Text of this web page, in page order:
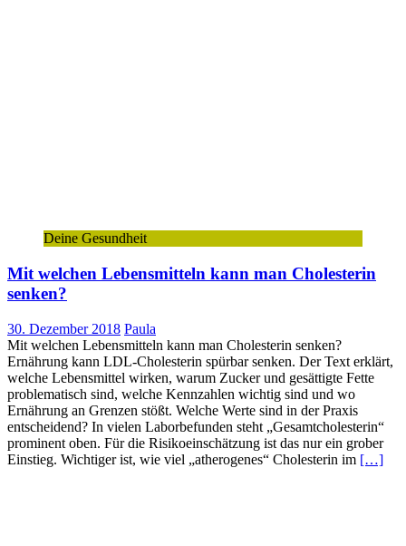
Deine Gesundheit
Mit welchen Lebensmitteln kann man Cholesterin
senken?
30. Dezember 2018 Paula
Mit welchen Lebensmitteln kann man Cholesterin senken?
Ernährung kann LDL-Cholesterin spürbar senken. Der Text erklärt,
welche Lebensmittel wirken, warum Zucker und gesättigte Fette
problematisch sind, welche Kennzahlen wichtig sind und wo
Ernährung an Grenzen stößt. Welche Werte sind in der Praxis
entscheidend? In vielen Laborbefunden steht „Gesamtcholesterin“
prominent oben. Für die Risikoeinschätzung ist das nur ein grober
Einstieg. Wichtiger ist, wie viel „atherogenes“ Cholesterin im […]